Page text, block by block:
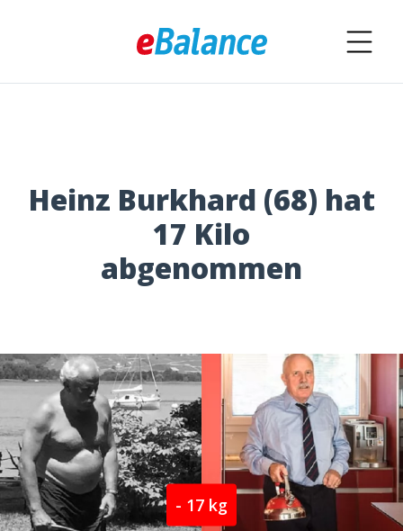
Heinz Burkhard (68) hat
17 Kilo
abgenommen
- 17 kg